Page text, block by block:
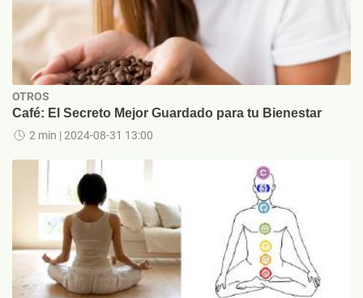
OTROS
Café: El Secreto Mejor Guardado para tu Bienestar
2 min | 2024-08-31 13:00